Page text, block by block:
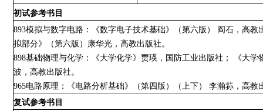
初试参考书目
893模拟与数字电路：《数字电子技术基础》（第六版） 阎石，高
拟部分》（第六版）康华光，高教出版社。
898基础物理与化学：《大学化学》贾瑛，国防工业出版社； 《大学
波，高教出版社。
965电路原理：《电路分析基础》（第四版）（上下） 李瀚荪，高教
复试参考书目